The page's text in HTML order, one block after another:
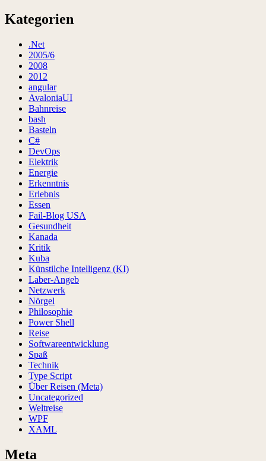
Kategorien
.Net
2005/6
2008
2012
angular
AvaloniaUI
Bahnreise
bash
Basteln
C#
DevOps
Elektrik
Energie
Erkenntnis
Erlebnis
Essen
Fail-Blog USA
Gesundheit
Kanada
Kritik
Kuba
Künstilche Intelligenz (KI)
Laber-Angeb
Netzwerk
Nörgel
Philosophie
Power Shell
Reise
Softwareentwicklung
Spaß
Technik
Type Script
Über Reisen (Meta)
Uncategorized
Weltreise
WPF
XAML
Meta